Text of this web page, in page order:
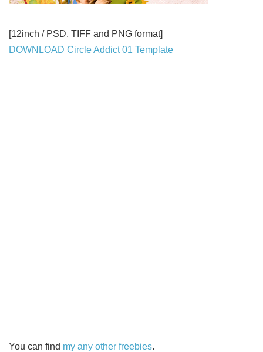
[12inch / PSD, TIFF and PNG format]
DOWNLOAD Circle Addict 01 Template
You can find my any other freebies.